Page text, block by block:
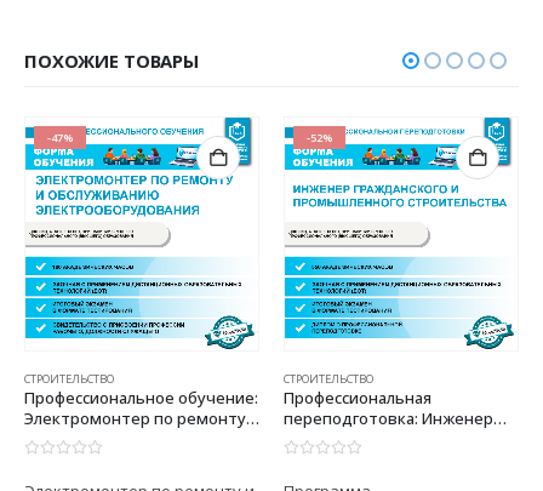
ПОХОЖИЕ ТОВАРЫ
-47%
СТРОИТЕЛЬСТВО
Профессиональное обучение:
Электромонтер по ремонту и
обслуживанию
электрооборудования
-52%
СТРОИТЕЛЬСТВО
Профессиональная
переподготовка: Инженер
гражданского и
промышленного